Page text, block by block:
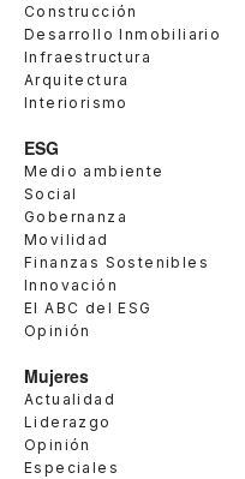
Construcción
Desarrollo Inmobiliario
Infraestructura
Arquitectura
Interiorismo
ESG
Medio ambiente
Social
Gobernanza
Movilidad
Finanzas Sostenibles
Innovación
El ABC del ESG
Opinión
Mujeres
Actualidad
Liderazgo
Opinión
Especiales